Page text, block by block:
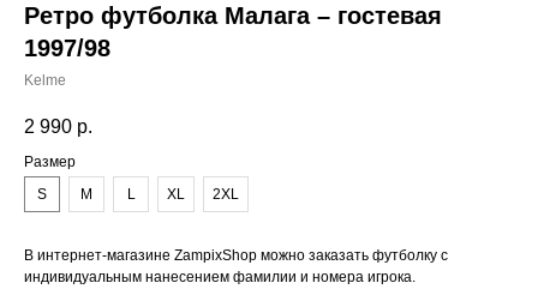
Ретро футболка Малага – гостевая
1997/98
Kelme
2 990 р.
Размер
S
M L XL 2XL
В интернет-магазине ZampixShop можно заказать футболку с
индивидуальным нанесением фамилии и номера игрока.